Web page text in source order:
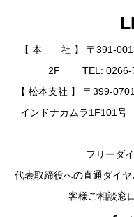
【 本 社 】 〒391-
2F TEL: 0266-
【 松本支社 】 〒399-
インドナカムラ1F101
フリーダ
代表取締役への直通ダ
客様ご相談窓